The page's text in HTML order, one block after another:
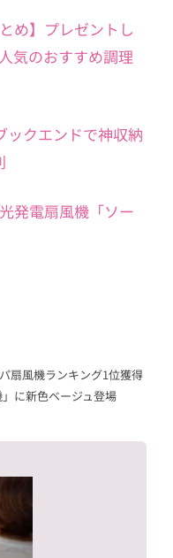
め】プレゼントし
気のおすすめ調理
ックエンドで神収納
発電扇風機「ソー
扇風機ランキング1位獲得
に新色ベージュ登場